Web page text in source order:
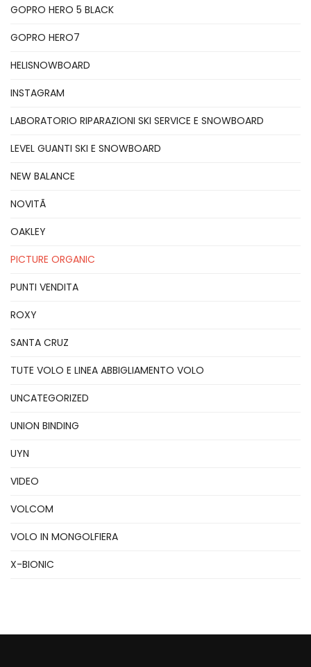
GOPRO HERO 5 BLACK
GOPRO HERO7
HELISNOWBOARD
INSTAGRAM
LABORATORIO RIPARAZIONI SKI SERVICE E SNOWBOARD
LEVEL GUANTI SKI E SNOWBOARD
NEW BALANCE
NOVITÃ
OAKLEY
PICTURE ORGANIC
PUNTI VENDITA
ROXY
SANTA CRUZ
TUTE VOLO E LINEA ABBIGLIAMENTO VOLO
UNCATEGORIZED
UNION BINDING
UYN
VIDEO
VOLCOM
VOLO IN MONGOLFIERA
X-BIONIC